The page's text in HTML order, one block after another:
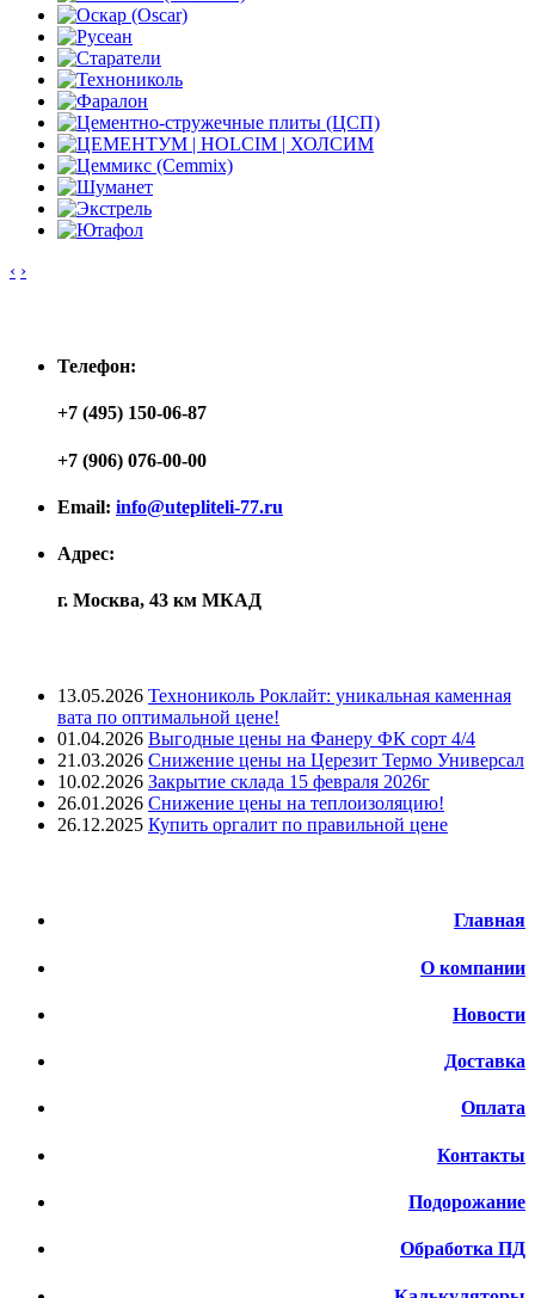
‹ ›
Телефон:
+7 (495) 150-06-87
+7 (906) 076-00-00
Email: info@utepliteli-77.ru
Адрес:
г. Москва, 43 км МКАД
13.05.2026 Технониколь Роклайт: уникальная каменная
вата по оптимальной цене!
01.04.2026 Выгодные цены на Фанеру ФК сорт 4/4
21.03.2026 Снижение цены на Церезит Термо Универсал
10.02.2026 Закрытие склада 15 февраля 2026г
26.01.2026 Снижение цены на теплоизоляцию!
26.12.2025 Купить оргалит по правильной цене
Главная
О компании
Новости
Доставка
Оплата
Контакты
Подорожание
Обработка ПД